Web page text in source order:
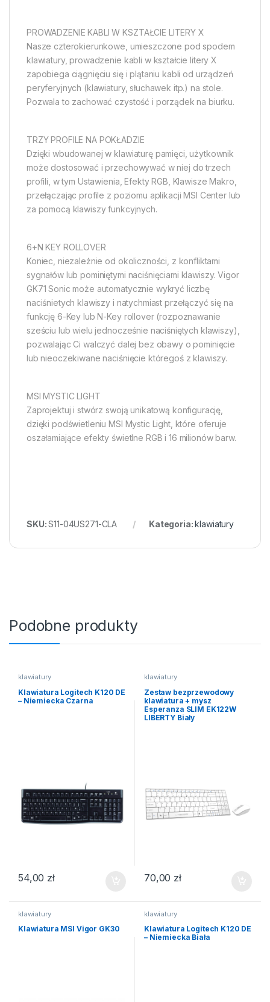
PROWADZENIE KABLI W KSZTAŁCIE LITERY X
Nasze czterokierunkowe, umieszczone pod spodem
klawiatury, prowadzenie kabli w kształcie litery X
zapobiega ciągnięciu się i plątaniu kabli od urządzeń
peryferyjnych (klawiatury, słuchawek itp.) na stole.
Pozwala to zachować czystość i porządek na biurku.
TRZY PROFILE NA POKŁADZIE
Dzięki wbudowanej w klawiaturę pamięci, użytkownik
może dostosować i przechowywać w niej do trzech
profili, w tym Ustawienia, Efekty RGB, Klawisze Makro,
przełączając profile z poziomu aplikacji MSI Center lub
za pomocą klawiszy funkcyjnych.
6+N KEY ROLLOVER
Koniec, niezależnie od okoliczności, z konfliktami
sygnałów lub pominiętymi naciśnięciami klawiszy. Vigor
GK71 Sonic może automatycznie wykryć liczbę
naciśnietych klawiszy i natychmiast przełączyć się na
funkcję 6-Key lub N-Key rollover (rozpoznawanie
sześciu lub wielu jednocześnie naciśniętych klawiszy),
pozwalając Ci walczyć dalej bez obawy o pominięcie
lub nieoczekiwane naciśnięcie któregoś z klawiszy.
MSI MYSTIC LIGHT
Zaprojektuj i stwórz swoją unikatową konfigurację,
dzięki podświetleniu MSI Mystic Light, które oferuje
oszałamiające efekty świetlne RGB i 16 milionów barw.
SKU:S11-04US271-CLA Kategoria:klawiatury
Podobne produkty
klawiatury
Klawiatura Logitech K120 DE
– Niemiecka Czarna
54,00 zł
klawiatury
Zestaw bezprzewodowy
klawiatura + mysz
Esperanza SLIM EK122W
LIBERTY Biały
70,00 zł
klawiatury
Klawiatura MSI Vigor GK30
klawiatury
Klawiatura Logitech K120 DE
– Niemiecka Biała